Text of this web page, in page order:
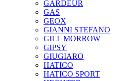
GARDEUR
GAS
GEOX
GIANNI STEFANO
GILL MORROW
GIPSY
GIUGIARO
HATICO
HATICO SPORT